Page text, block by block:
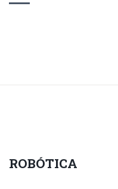
ROBÓTICA